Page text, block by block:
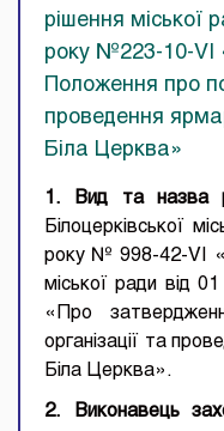
рішення міської
року №223-10-VI
Положення про
проведення
Біла Церква»
1. Вид та назва
Білоцерківської
року № 998-42-VI
міської ради від
«Про
організації та
Біла Церква».
2. Виконавець